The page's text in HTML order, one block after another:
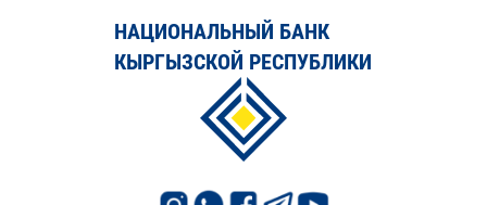
НАЦИОНАЛЬНЫЙ БАНК
КЫРГЫЗСКОЙ РЕСПУБЛИКИ